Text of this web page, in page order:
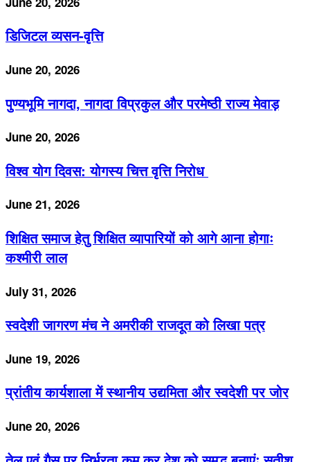
डिजिटल व्यसन-वृत्ति
June 20, 2026
पुण्यभूमि नागदा, नागदा विप्रकुल और परमेष्ठी राज्य मेवाड़
June 20, 2026
विश्व योग दिवस: योगस्य चित्त वृत्ति निरोध
June 21, 2026
शिक्षित समाज हेतु शिक्षित व्यापारियों को आगे आना होगाः
कश्मीरी लाल
July 31, 2026
स्वदेशी जागरण मंच ने अमरीकी राजदूत को लिखा पत्र
June 19, 2026
प्रांतीय कार्यशाला में स्थानीय उद्यमिता और स्वदेशी पर जोर
June 20, 2026